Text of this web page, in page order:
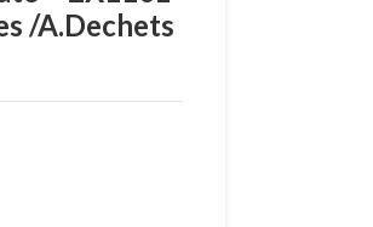
/A.Dechets